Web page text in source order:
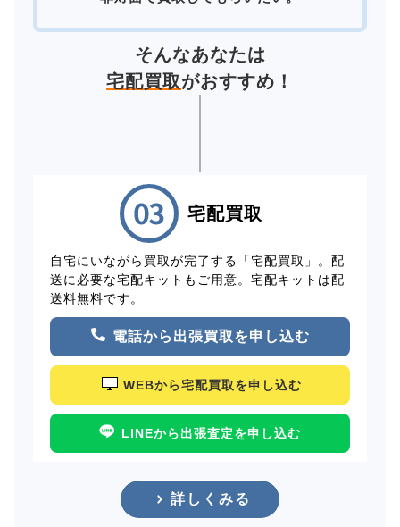
そんなあなたは
宅配買取がおすすめ！
宅配買取
自宅にいながら買取が完了する「宅配買取」。配
送に必要な宅配キットもご用意。宅配キットは配
送料無料です。
電話から出張買取を申し込む
WEBから宅配買取を申し込む
LINEから出張査定を申し込む
詳しくみる